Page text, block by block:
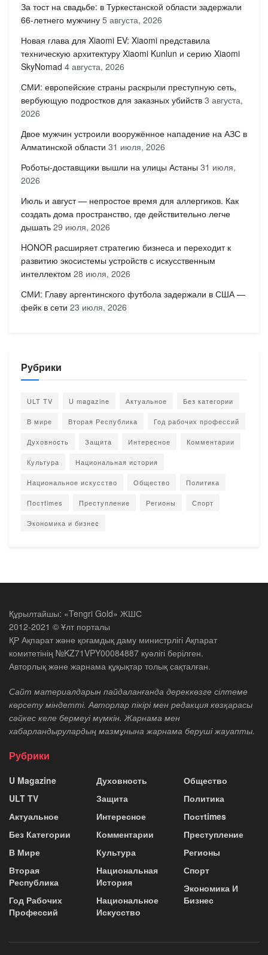
За тост на свадьбе: в Туркестанской области задержали
66-летнего мужчину 5 августа, 2026
Новая глава для Xiaomi EV: Xiaomi представила
техническую архитектуру Xiaomi Kunlun и серию Xiaomi
SkyNomad 4 августа, 2026
СМИ: европейские страны раскрыли преступную сеть,
вербующую подростков для заказных убийств 3 августа,
2026
Двое мужчин устроили вооружённое нападение на АЗС в
Алматинской области 31 июля, 2026
Роботы-доставщики вышли на улицы Астаны 31 июля,
2026
Июль и август — непростое время для аллергиков. Как
создать дома пространство, где действительно легче
дышать 29 июля, 2026
HONOR расширяет стратегию бизнеса и переходит к
развитию экосистемы устройств с искусственным
интеллектом 28 июля, 2026
СМИ: Главу аргентинского футбола задержали в США —
фейк в сети 23 июля, 2026
Рубрики
ULT TV U magazine Актуальное Без категории
В мире Вторая Республика Год рабочих профессий
Духовность Защита Интересное Комментарии
Культура Национальная история
Национальное искусство Общество Политика
Постtimes Преступление Регионы Спорт
Экономика и бизнес
Құрылтайшы: «Tengri Gold» ЖШС
2012-2021 © Ұлт порталы
ҚР Ақпарат және қоғамдық даму министрлігі Ақпарат
комитетінің №KZ71VPY00084887 куәлігі берілген.
Авторлық және жарнама құқықтар толық сақталған.
Сайт материалдарын пайдаланғанда дереккөзге сілтеме
көрсету міндетті. Авторлар пікірі мен редакция көзқарасы
сәйкес келе бермеуі мүмкін. Жарнама мен
хабарландырулардың мазмұнына жарнама беруші жауапты.
Рубрики
U Magazine
ULT TV
Актуальное
Без Категории
В Мире
Вторая
Республика
Год Рабочих
Профессий
Духовность
Защита
Интересное
Комментарии
Культура
Национальная
История
Национальное
Искусство
Общество
Политика
Постtimes
Преступление
Регионы
Спорт
Экономика И
Бизнес